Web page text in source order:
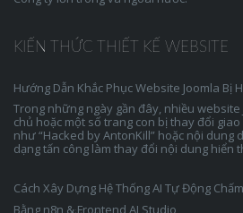
KIẾN THỨC THIẾT KẾ WEBSITE
Hướng Dẫn Khắc Phục Website Joomla Bị
Trong những ngày gần đây, nhiều
chủ hoặc một số trang con bị thay đổi
như “Hacked by AntonKill” hoặc nội
dạng tấn công làm thay đổi nội dung hiển
Cách Xây Dựng Hệ Thống AI Tự Động
Bằng n8n & Frontend AI Studio